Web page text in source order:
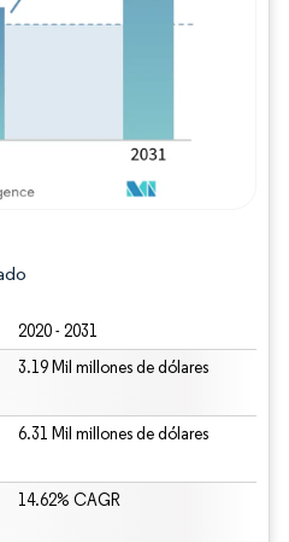
2020 - 2031
3.19 Mil millones de dólares
6.31 Mil millones de dólares
14.62% CAGR